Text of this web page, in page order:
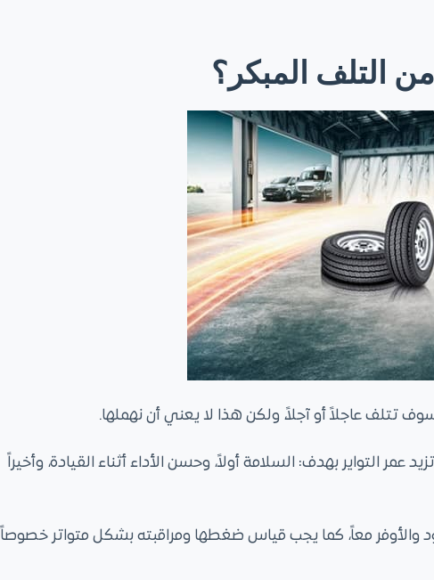
التلف المبكر؟
تتلف عاجلاً أو آجلاً، ولكن هذا لا يعني أن نهملها.
التواير بهدف: السلامة أولاً، وحسن الأداء أثناء القيادة، وأخيراً
والأوفر معاً، كما يجب قياس ضغطها ومراقبته بشكل متواتر خصوصاً